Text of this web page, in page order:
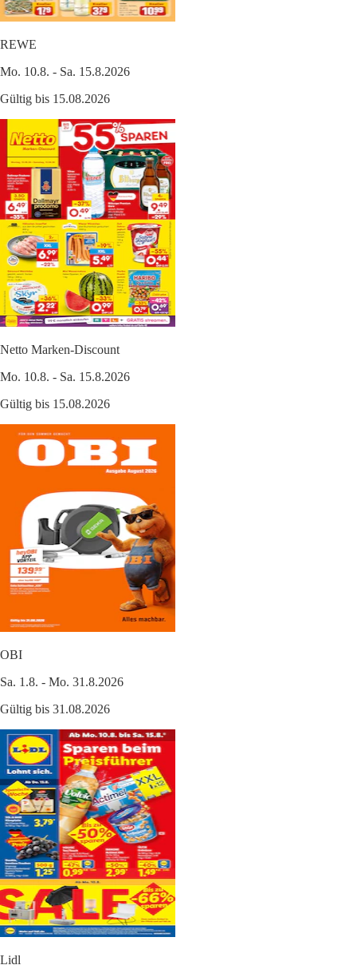
REWE
Mo. 10.8. - Sa. 15.8.2026
Gültig bis 15.08.2026
Netto Marken-Discount
Mo. 10.8. - Sa. 15.8.2026
Gültig bis 15.08.2026
OBI
Sa. 1.8. - Mo. 31.8.2026
Gültig bis 31.08.2026
Lidl